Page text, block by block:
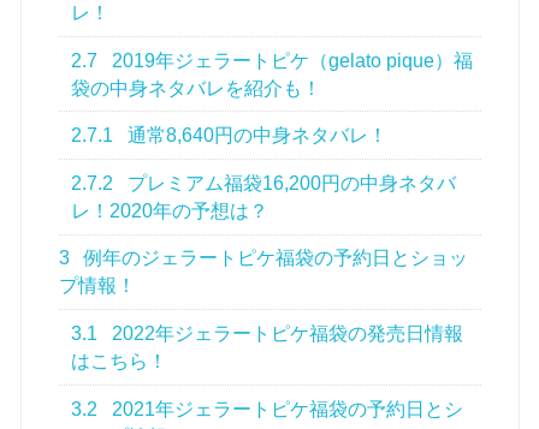
レ！
2.7
2019年ジェラートピケ（gelato pique）福
袋の中身ネタバレを紹介も！
2.7.1 通常8,640円の中身ネタバレ！
2.7.2
プレミアム福袋16,200円の中身ネタバ
レ！2020年の予想は？
3
例年のジェラートピケ福袋の予約日とショッ
プ情報！
3.1
2022年ジェラートピケ福袋の発売日情報
はこちら！
3.2
2021年ジェラートピケ福袋の予約日とシ